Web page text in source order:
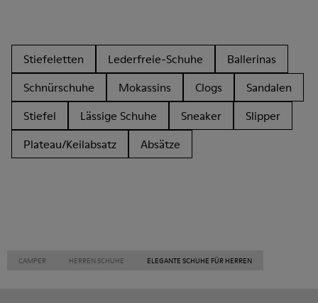
Stiefeletten Lederfreie-Schuhe
Ballerinas
Schnürschuhe
Mokassins Clogs
Sandalen
Stiefel
Lässige Schuhe Sneaker
Slipper
Plateau/Keilabsatz
Absätze
CAMPER HERREN SCHUHE ELEGANTE SCHUHE FÜR HERREN